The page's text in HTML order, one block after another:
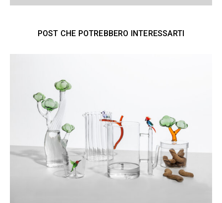
POST CHE POTREBBERO INTERESSARTI